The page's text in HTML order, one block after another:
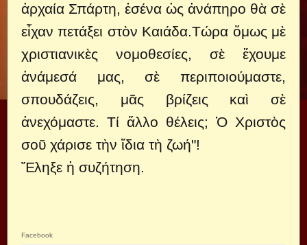
ἀρχαία Σπάρτη, ἐσένα ὡς ἀνάπηρο θὰ σὲ
εἶχαν πετάξει στὸν Καιάδα.Τώρα ὅμως μὲ
χριστιανικὲς νομοθεσίες, σὲ ἔχουμε
ἀνάμεσά μας, σὲ περιποιούμαστε,
σπουδάζεις, μᾶς βρίζεις καὶ σὲ
ἀνεχόμαστε. Τί ἄλλο θέλεις; Ὁ Χριστὸς
σοῦ χάρισε τὴν ἴδια τὴ ζωή"!
Ἔληξε ἡ συζήτηση.
Facebook